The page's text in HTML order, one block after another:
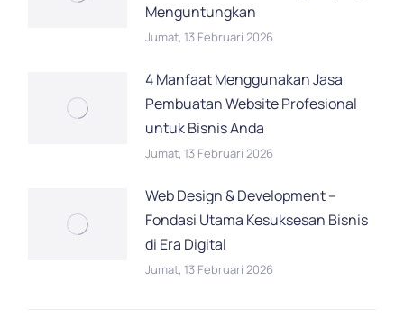
Menguntungkan
Jumat, 13 Februari 2026
4 Manfaat Menggunakan Jasa
Pembuatan Website Profesional
untuk Bisnis Anda
Jumat, 13 Februari 2026
Web Design & Development –
Fondasi Utama Kesuksesan Bisnis
di Era Digital
Jumat, 13 Februari 2026